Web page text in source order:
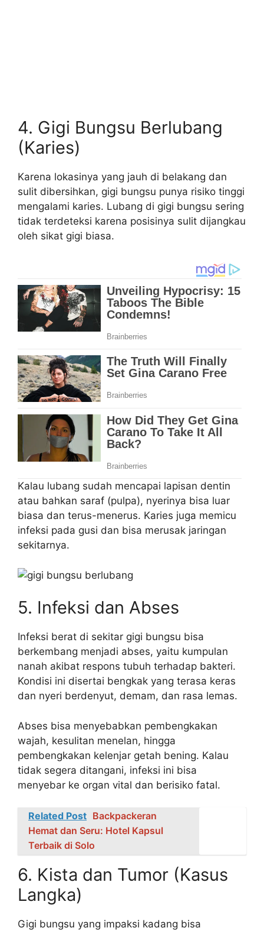
4. Gigi Bungsu Berlubang
(Karies)
Karena lokasinya yang jauh di belakang dan
sulit dibersihkan, gigi bungsu punya risiko tinggi
mengalami karies. Lubang di gigi bungsu sering
tidak terdeteksi karena posisinya sulit dijangkau
oleh sikat gigi biasa.
Kalau lubang sudah mencapai lapisan dentin
atau bahkan saraf (pulpa), nyerinya bisa luar
biasa dan terus-menerus. Karies juga memicu
infeksi pada gusi dan bisa merusak jaringan
sekitarnya.
5. Infeksi dan Abses
Infeksi berat di sekitar gigi bungsu bisa
berkembang menjadi abses, yaitu kumpulan
nanah akibat respons tubuh terhadap bakteri.
Kondisi ini disertai bengkak yang terasa keras
dan nyeri berdenyut, demam, dan rasa lemas.
Abses bisa menyebabkan pembengkakan
wajah, kesulitan menelan, hingga
pembengkakan kelenjar getah bening. Kalau
tidak segera ditangani, infeksi ini bisa
menyebar ke organ vital dan berisiko fatal.
Related Post Backpackeran
Hemat dan Seru: Hotel Kapsul
Terbaik di Solo
6. Kista dan Tumor (Kasus
Langka)
Gigi bungsu yang impaksi kadang bisa